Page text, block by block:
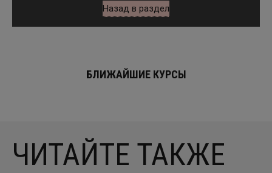
Назад в раздел
БЛИЖАЙШИЕ КУРСЫ
ЧИТАЙТЕ ТАКЖЕ